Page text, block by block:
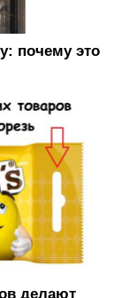
почему это
делают